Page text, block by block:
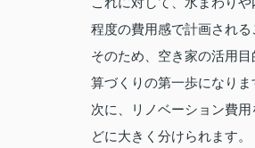
程度の費用感で計画される
そのため、空き家の活用
算づくりの第一歩になりま
次に、リノベーション費
どに大きく分けられます。